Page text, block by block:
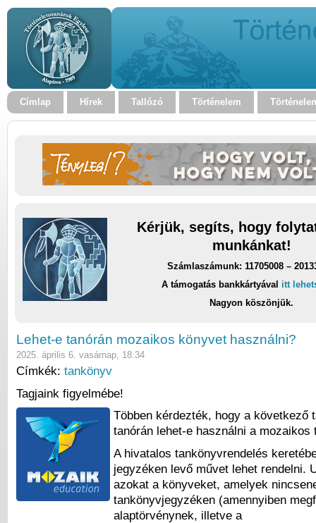
Címlap Hírek Tallózó Történelem
Kérjük, segíts, hogy
munkánkat!
Számlaszámunk: 11705008 –
A támogatás bankkártyával itt
Nagyon köszönjük.
Lehet-e tanórán mozaikos könyvet használni?
2025. április 6. vasárnap, 18:34
Címkék: tankönyv
Tagjaink figyelmébe!
Többen kérdezték, hogy a következő
tanórán lehet-e használni a mozaikos
A hivatalos tankönyvrendelés
jegyzéken levő művet lehet rendelni.
azokat a könyveket, amelyek
tankönyvjegyzéken (amennyiben
alaptörvénynek, illetve a